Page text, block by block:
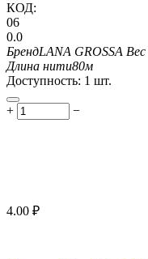
КОД:
06
0.0
БрендLANA GROSSA
Длина нити80м
Доступность: 1 шт.
+ −
4.00 ₽